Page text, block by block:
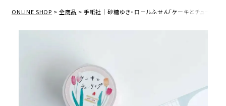
ONLINE SHOP 全商品 手紙社｜砂糖ゆき・ロールふせん「ケーキとチューリップ